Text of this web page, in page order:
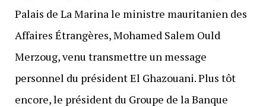
Palais de La Marina le ministre mauritanien des
Affaires Étrangères, Mohamed Salem Ould
Merzoug, venu transmettre un message
personnel du président El Ghazouani. Plus tôt
encore, le président du Groupe de la Banque